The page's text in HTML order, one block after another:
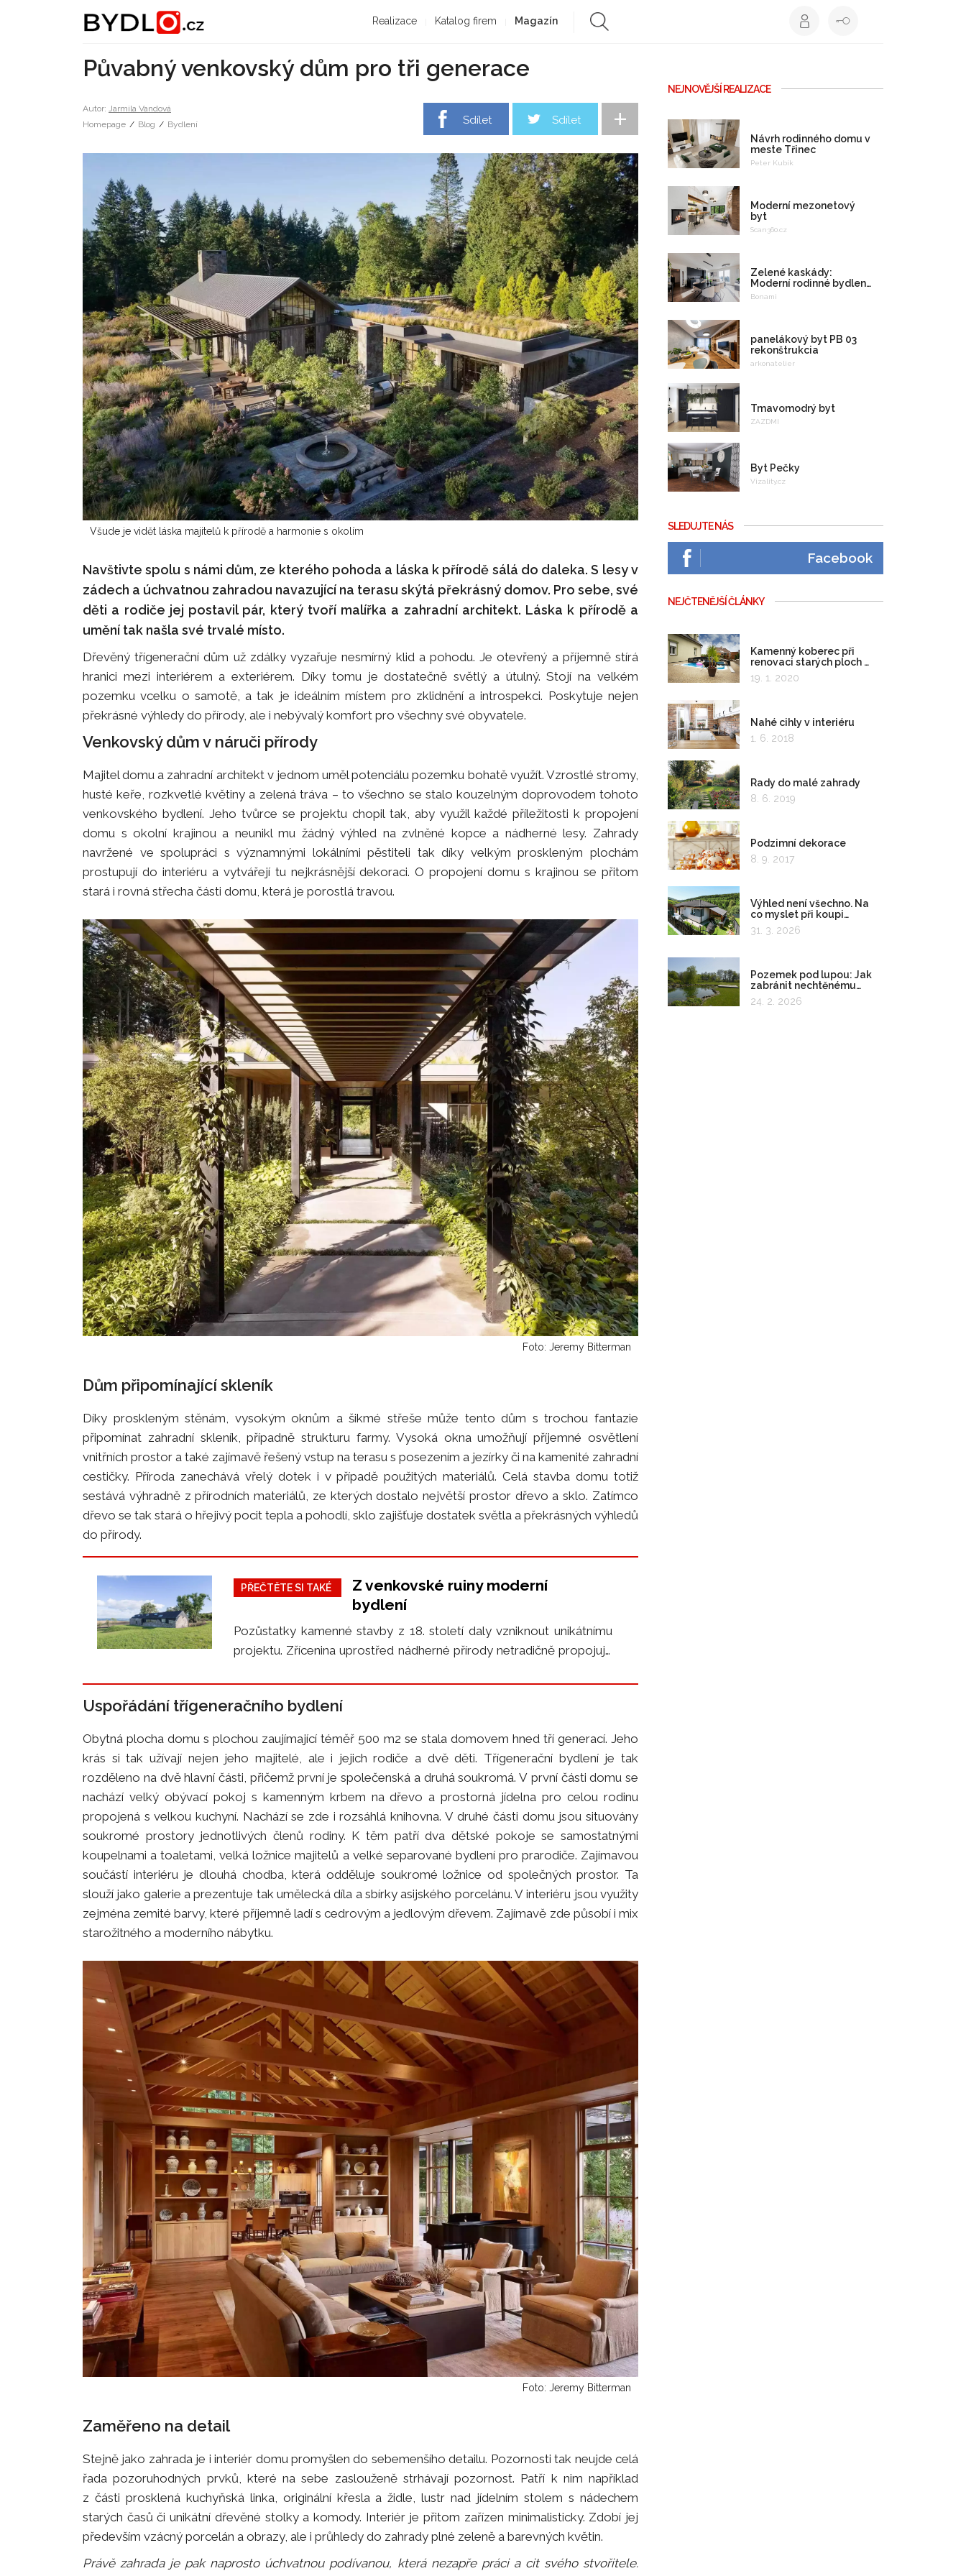
Realizace Katalog firem Magazín
Půvabný venkovský dům pro tři generace
Autor: Jarmila Vandová
Homepage / Blog / Bydlení Sdílet Sdílet +
Všude je vidět láska majitelů k přírodě a harmonie s okolím
Navštivte spolu s námi dům, ze kterého pohoda a láska k přírodě sálá do daleka. S lesy v
zádech a úchvatnou zahradou navazující na terasu skýtá překrásný domov. Pro sebe, své
děti a rodiče jej postavil pár, který tvoří malířka a zahradní architekt. Láska k přírodě a
umění tak našla své trvalé místo.
Dřevěný třígenerační dům už zdálky vyzařuje nesmírný klid a pohodu. Je otevřený a příjemně stírá
hranici mezi interiérem a exteriérem. Díky tomu je dostatečně světlý a útulný. Stojí na velkém
pozemku vcelku o samotě, a tak je ideálním místem pro zklidnění a introspekci. Poskytuje nejen
překrásné výhledy do přírody, ale i nebývalý komfort pro všechny své obyvatele.
Venkovský dům v náruči přírody
Majitel domu a zahradní architekt v jednom uměl potenciálu pozemku bohatě využít. Vzrostlé stromy,
husté keře, rozkvetlé květiny a zelená tráva – to všechno se stalo kouzelným doprovodem tohoto
venkovského bydlení. Jeho tvůrce se projektu chopil tak, aby využil každé příležitosti k propojení
domu s okolní krajinou a neunikl mu žádný výhled na zvlněné kopce a nádherné lesy. Zahrady
navržené ve spolupráci s významnými lokálními pěstiteli tak díky velkým proskleným plochám
prostupují do interiéru a vytvářejí tu nejkrásnější dekoraci. O propojení domu s krajinou se přitom
stará i rovná střecha části domu, která je porostlá travou.
Foto: Jeremy Bitterman
Dům připomínající skleník
Díky proskleným stěnám, vysokým oknům a šikmé střeše může tento dům s trochou fantazie
připomínat zahradní skleník, případně strukturu farmy. Vysoká okna umožňují příjemné osvětlení
vnitřních prostor a také zajímavě řešený vstup na terasu s posezením a jezírky či na kamenité zahradní
cestičky. Příroda zanechává vřelý dotek i v případě použitých materiálů. Celá stavba domu totiž
sestává výhradně z přírodních materiálů, ze kterých dostalo největší prostor dřevo a sklo. Zatímco
dřevo se tak stará o hřejivý pocit tepla a pohodlí, sklo zajišťuje dostatek světla a překrásných výhledů
do přírody.
PŘEČTĚTE SI TAKÉ
Z venkovské ruiny moderní
bydlení
Pozůstatky kamenné stavby z 18. století daly vzniknout unikátnímu
projektu. Zřícenina uprostřed nádherné přírody netradičně propojuje
Uspořádání třígeneračního bydlení
Obytná plocha domu s plochou zaujímající téměř 500 m2 se stala domovem hned tří generací. Jeho
krás si tak užívají nejen jeho majitelé, ale i jejich rodiče a dvě děti. Třígenerační bydlení je tak
rozděleno na dvě hlavní části, přičemž první je společenská a druhá soukromá. V první části domu se
nachází velký obývací pokoj s kamenným krbem na dřevo a prostorná jídelna pro celou rodinu
propojená s velkou kuchyní. Nachází se zde i rozsáhlá knihovna. V druhé části domu jsou situovány
soukromé prostory jednotlivých členů rodiny. K těm patří dva dětské pokoje se samostatnými
koupelnami a toaletami, velká ložnice majitelů a velké separované bydlení pro prarodiče. Zajímavou
součástí interiéru je dlouhá chodba, která odděluje soukromé ložnice od společných prostor. Ta
slouží jako galerie a prezentuje tak umělecká díla a sbírky asijského porcelánu. V interiéru jsou využity
zejména zemité barvy, které příjemně ladí s cedrovým a jedlovým dřevem. Zajímavě zde působí i mix
starožitného a moderního nábytku.
Foto: Jeremy Bitterman
Zaměřeno na detail
Stejně jako zahrada je i interiér domu promyšlen do sebemenšího detailu. Pozornosti tak neujde celá
řada pozoruhodných prvků, které na sebe zaslouženě strhávají pozornost. Patří k nim například
z části prosklená kuchyňská linka, originální křesla a židle, lustr nad jídelním stolem s nádechem
starých časů či unikátní dřevěné stolky a komody. Interiér je přitom zařízen minimalisticky. Zdobí jej
především vzácný porcelán a obrazy, ale i průhledy do zahrady plné zeleně a barevných květin.
Právě zahrada je pak naprosto úchvatnou podívanou, která nezapře práci a cit svého stvořitele.
NEJNOVĚJŠÍ REALIZACE
Návrh rodinného domu v
meste Třinec
Peter Kubík
Moderní mezonetový
byt
Scan360.cz
Zelené kaskády:
Moderní rodinné bydlení
na celý život
Bonami
panelákový byt PB 03
rekonštrukcia
arkonatelier
Tmavomodrý byt
ZAZDMI
Byt Pečky
Vizality.cz
SLEDUJTE NÁS
Facebook
NEJČTENĚJŠÍ ČLÁNKY
Kamenný koberec při
renovaci starých ploch a
kolem bazénu
19. 1. 2020
Nahé cihly v interiéru
1. 6. 2018
Rady do malé zahrady
8. 6. 2019
Podzimní dekorace
8. 9. 2017
Výhled není všechno. Na
co myslet při koupi
pozemku?
31. 3. 2026
Pozemek pod lupou: Jak
zabránit nechtěnému
zadržování vody
24. 2. 2026